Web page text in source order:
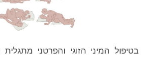
בטיפול המיני הזוגי והפרטני